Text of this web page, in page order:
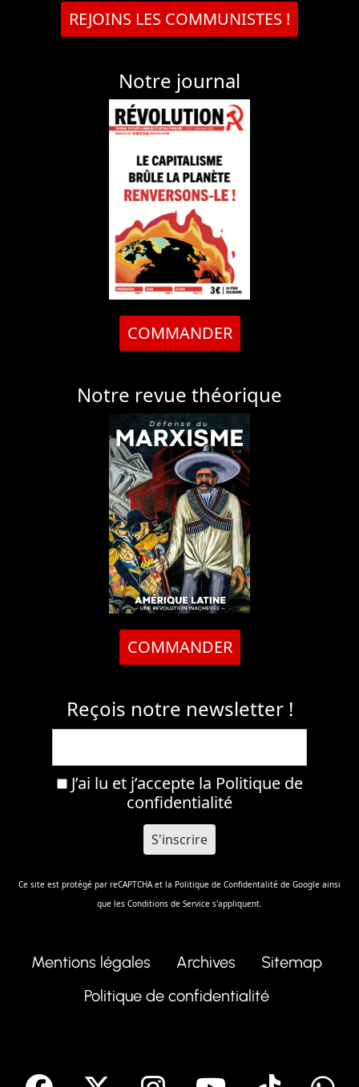
REJOINS LES COMMUNISTES !
Notre journal
COMMANDER
Notre revue théorique
COMMANDER
Reçois notre newsletter !
J’ai lu et j’accepte la Politique de
confidentialité
Ce site est protégé par reCAPTCHA et la Politique de Confidentalité de Google ainsi
que les Conditions de Service s'appliquent.
Mentions légales Archives
Sitemap
Politique de confidentialité
facebook Instagram
Youtube
Tik